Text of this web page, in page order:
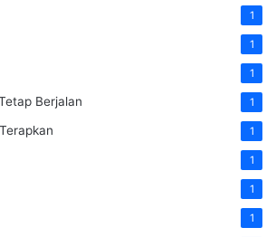
1
1
1
Berjalan 1
1
1
1
1